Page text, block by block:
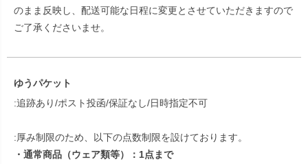
のまま反映し、配送可能な日程に変更とさせていただきますので
ご了承くださいませ。
ゆうパケット
:追跡あり/ポスト投函/保証なし/日時指定不可
:厚み制限のため、以下の点数制限を設けております。
・通常商品（ウェア類等）：1点まで